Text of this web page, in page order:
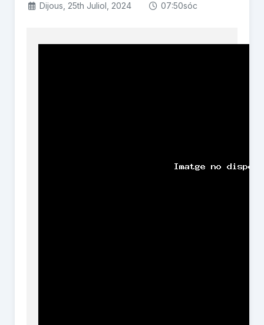
Dijous, 25th Juliol, 2024 07:50sóc